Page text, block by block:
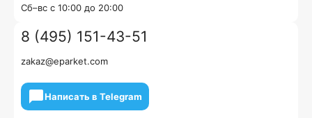
Cб–вс с 10:00 до 20:00
8 (495) 151-43-51
zakaz@eparket.com
Написать в Telegram